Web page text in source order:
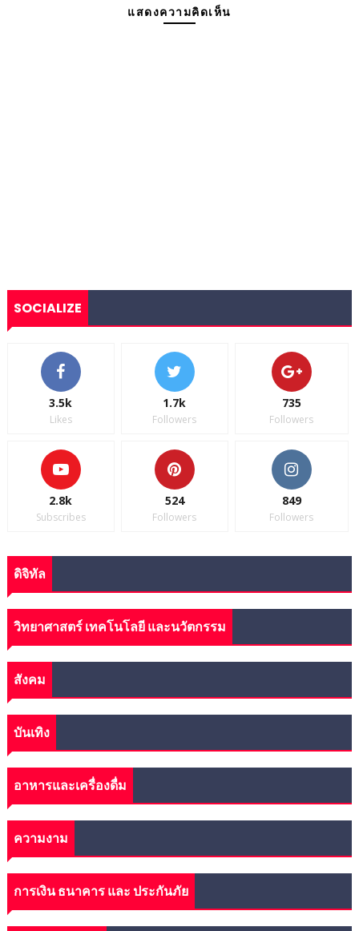
แสดงความคิดเห็น
SOCIALIZE
3.5k
Likes
1.7k
Followers
735
Followers
2.8k
Subscribes
524
Followers
849
Followers
ดิจิทัล
วิทยาศาสตร์ เทคโนโลยี และนวัตกรรม
สังคม
บันเทิง
อาหารและเครื่องดื่ม
ความงาม
การเงิน ธนาคาร และ ประกันภัย